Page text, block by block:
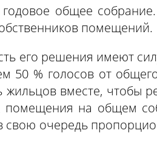
общее
помещений.
его решения имеют
50 % голосов от
жильцов вместе, чтобы
помещения на общем
свою очередь